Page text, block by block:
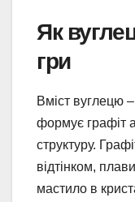
Як
гри
Вміст вуглецю
формує графіт
структуру.
відтінком,
мастило в